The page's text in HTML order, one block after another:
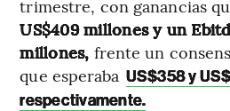
trimestre, con ganancias
US$409 millones y un
millones, frente un
que esperaba US$358 y
respectivamente.